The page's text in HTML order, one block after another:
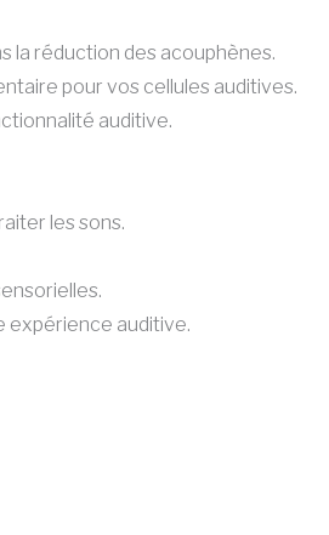
la réduction des acouphènes.
pour vos cellules auditives.
auditive.
les sons.
expérience auditive.